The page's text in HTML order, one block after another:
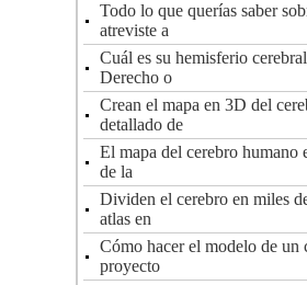
Todo lo que querías saber
atreviste a
Cuál es su hemisferio
Derecho o
Crean el mapa en 3D del
detallado de
El mapa del cerebro humano
de la
Dividen el cerebro en miles
atlas en
Cómo hacer el modelo de un
proyecto